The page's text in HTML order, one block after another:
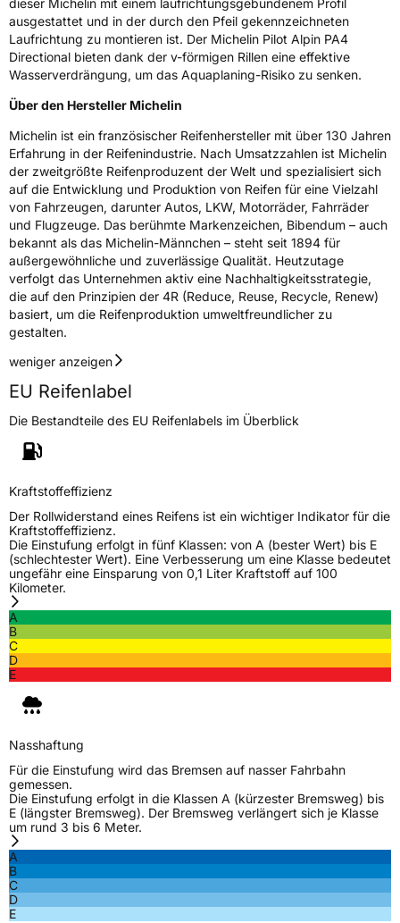
dieser Michelin mit einem laufrichtungsgebundenem Profil
ausgestattet und in der durch den Pfeil gekennzeichneten
Laufrichtung zu montieren ist. Der Michelin Pilot Alpin PA4
Directional bieten dank der v-förmigen Rillen eine effektive
Wasserverdrängung, um das Aquaplaning-Risiko zu senken.
Über den Hersteller Michelin
Michelin ist ein französischer Reifenhersteller mit über 130 Jahren
Erfahrung in der Reifenindustrie. Nach Umsatzzahlen ist Michelin
der zweitgrößte Reifenproduzent der Welt und spezialisiert sich
auf die Entwicklung und Produktion von Reifen für eine Vielzahl
von Fahrzeugen, darunter Autos, LKW, Motorräder, Fahrräder
und Flugzeuge. Das berühmte Markenzeichen, Bibendum – auch
bekannt als das Michelin-Männchen – steht seit 1894 für
außergewöhnliche und zuverlässige Qualität. Heutzutage
verfolgt das Unternehmen aktiv eine Nachhaltigkeitsstrategie,
die auf den Prinzipien der 4R (Reduce, Reuse, Recycle, Renew)
basiert, um die Reifenproduktion umweltfreundlicher zu
gestalten.
weniger anzeigen
EU Reifenlabel
Die Bestandteile des EU Reifenlabels im Überblick
Kraftstoffeffizienz
Der Rollwiderstand eines Reifens ist ein wichtiger Indikator für die
Kraftstoffeffizienz.
Die Einstufung erfolgt in fünf Klassen: von A (bester Wert) bis E
(schlechtester Wert). Eine Verbesserung um eine Klasse bedeutet
ungefähr eine Einsparung von 0,1 Liter Kraftstoff auf 100
Kilometer.
A
B
C
D
E
Nasshaftung
Für die Einstufung wird das Bremsen auf nasser Fahrbahn
gemessen.
Die Einstufung erfolgt in die Klassen A (kürzester Bremsweg) bis
E (längster Bremsweg). Der Bremsweg verlängert sich je Klasse
um rund 3 bis 6 Meter.
A
B
C
D
E